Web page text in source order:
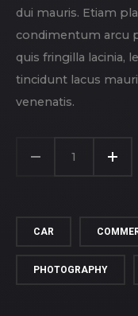
dui mauris. Etiam
condimentum arcu
quis fringilla lacinia,
tincidunt lacus
venenatis.
GTR
CAR
PHOTOGRAPHY